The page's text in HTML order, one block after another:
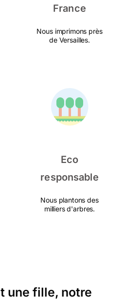
France
Nous imprimons près
de Versailles.
Eco
responsable
Nous plantons des
milliers d'arbres.
une fille, notre